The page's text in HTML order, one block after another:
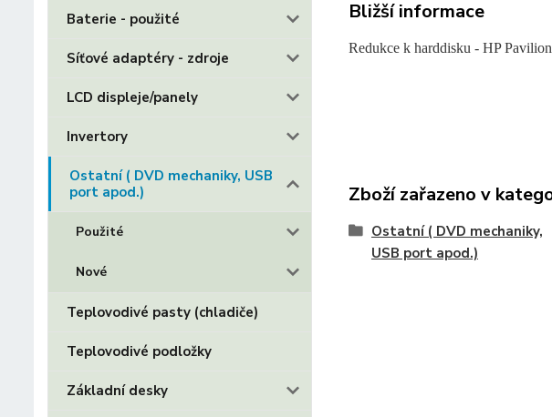
Baterie - použité
Síťové adaptéry - zdroje
LCD displeje/panely
Invertory
Ostatní ( DVD mechaniky, USB
port apod.)
Použité
Nové
Teplovodivé pasty (chladiče)
Teplovodivé podložky
Základní desky
Bližší informace
Redukce k harddisku - HP
Zboží zařazeno v
Ostatní ( DVD mechaniky,
USB port apod.)